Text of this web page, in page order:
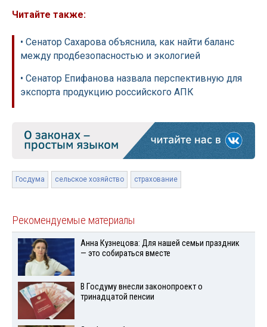
Читайте также:
• Сенатор Сахарова объяснила, как найти баланс
между продбезопасностью и экологией
• Сенатор Епифанова назвала перспективную для
экспорта продукцию российского АПК
Госдума сельское хозяйство страхование
Рекомендуемые материалы
Анна Кузнецова: Для нашей семьи праздник
— это собираться вместе
В Госдуму внесли законопроект о
тринадцатой пенсии